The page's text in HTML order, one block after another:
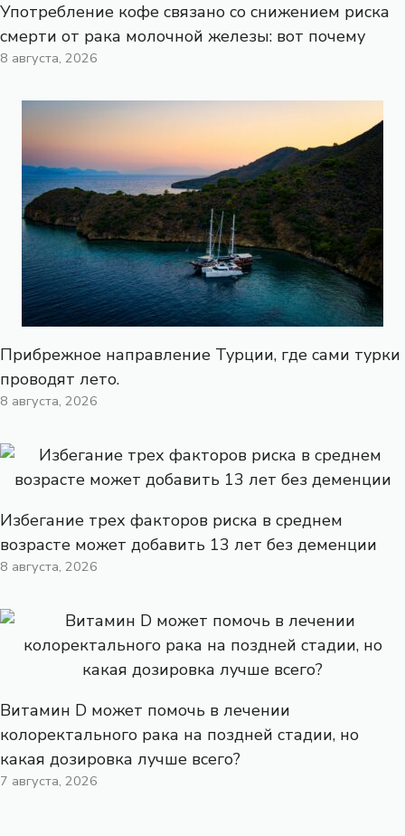
Употребление кофе связано со снижением риска
смерти от рака молочной железы: вот почему
8 августа, 2026
Прибрежное направление Турции, где сами турки
проводят лето.
8 августа, 2026
Избегание трех факторов риска в среднем
возрасте может добавить 13 лет без деменции
8 августа, 2026
Витамин D может помочь в лечении
колоректального рака на поздней стадии, но
какая дозировка лучше всего?
7 августа, 2026